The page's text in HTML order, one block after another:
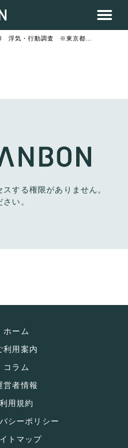
3/20 浮気・行動調査 ※東京都渋谷区 2日目
する権限がありません。
い。
ホーム
利用案内
コラム
営者情報
利用規約
シーポリシー
トマップ